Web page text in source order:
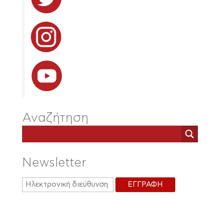
Αναζήτηση
Newsletter